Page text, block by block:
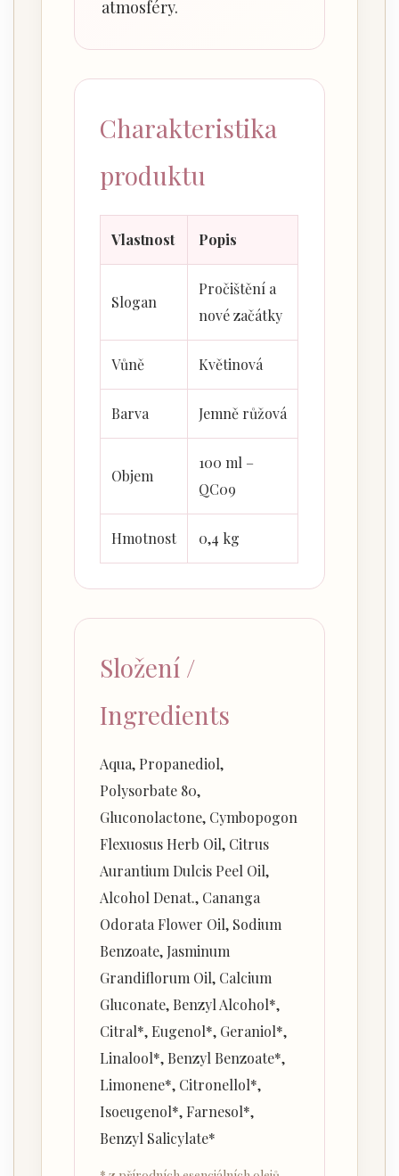
atmosféry.
Charakteristika
produktu
Vlastnost Popis
Slogan
Pročištění a
nové začátky
Vůně Květinová
Barva Jemně růžová
Objem
100 ml –
QC09
Hmotnost 0,4 kg
Složení /
Ingredients
Aqua, Propanediol,
Polysorbate 80,
Gluconolactone, Cymbopogon
Flexuosus Herb Oil, Citrus
Aurantium Dulcis Peel Oil,
Alcohol Denat., Cananga
Odorata Flower Oil, Sodium
Benzoate, Jasminum
Grandiflorum Oil, Calcium
Gluconate, Benzyl Alcohol*,
Citral*, Eugenol*, Geraniol*,
Linalool*, Benzyl Benzoate*,
Limonene*, Citronellol*,
Isoeugenol*, Farnesol*,
Benzyl Salicylate*